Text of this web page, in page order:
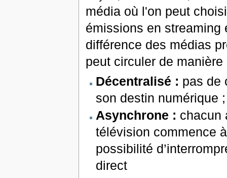
média où l'on peut
émissions en streaming
différence des médias
peut circuler de manière
Décentralisé : pas de
son destin numérique ;
Asynchrone : chacun
télévision commence
possibilité
direct